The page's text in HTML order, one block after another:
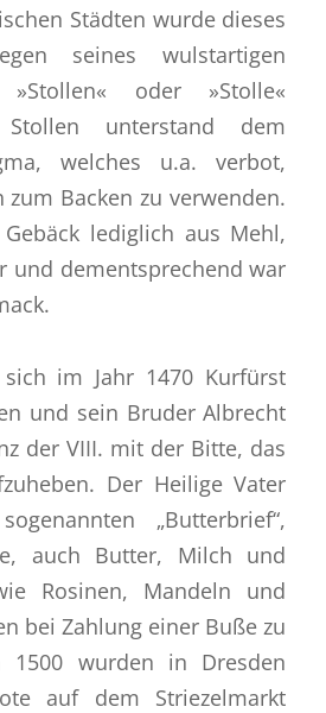
Städten wurde dieses
seines wulstartigen
oder »Stolle«
unterstand dem
welches u.a. verbot,
Backen zu verwenden.
lediglich aus Mehl,
und dementsprechend war
im Jahr 1470 Kurfürst
und sein Bruder Albrecht
der VIII. mit der Bitte, das
Der Heilige Vater
„Butterbrief“,
auch Butter, Milch und
Rosinen, Mandeln und
bei Zahlung einer Buße zu
1500 wurden in Dresden
auf dem Striezelmarkt